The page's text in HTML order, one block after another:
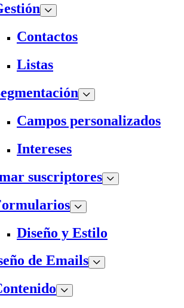
Contactos
Listas
Campos personalizados
Intereses
suscriptores
Diseño y Estilo
de Emails